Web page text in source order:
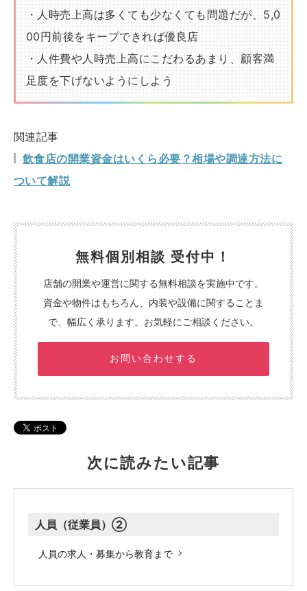
・人時売上高は多くても少なくても問題だが、5,0
00円前後をキープできれば優良店
・人件費や人時売上高にこだわるあまり、顧客満
足度を下げないようにしよう
関連記事
飲食店の開業資金はいくら必要？相場や調達方法に
ついて解説
無料個別相談 受付中！
店舗の開業や運営に関する無料相談を実施中です。
資金や物件はもちろん、内装や設備に関することま
で、幅広く承ります。お気軽にご相談ください。
お問い合わせする
次に読みたい記事
人員（従業員）②
人員の求人・募集から教育まで